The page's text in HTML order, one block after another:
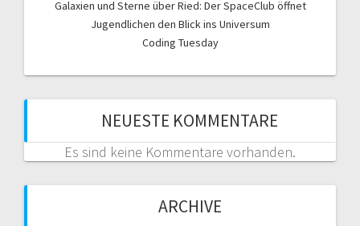
Galaxien und Sterne über Ried: Der SpaceClub öffnet
Jugendlichen den Blick ins Universum
Coding Tuesday
NEUESTE KOMMENTARE
Es sind keine Kommentare vorhanden.
ARCHIVE